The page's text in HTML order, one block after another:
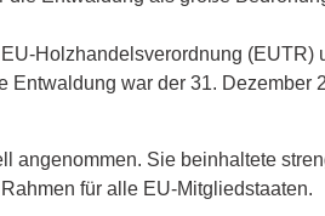
Holzhandelsverordnung (EUTR)
Entwaldung war der 31. Dezember
angenommen. Sie beinhaltete
für alle EU-Mitgliedstaaten.